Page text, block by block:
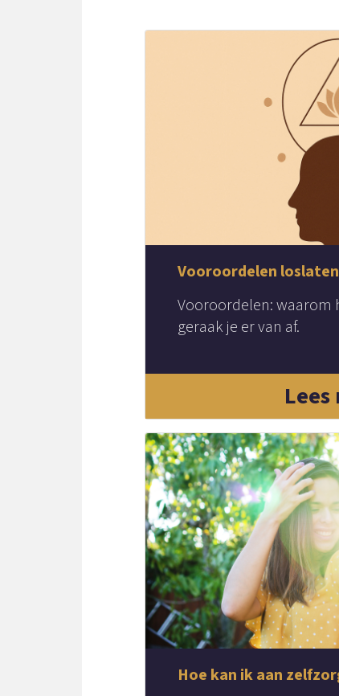
Vooroordelen loslaten
Vooroordelen: waarom
geraak je er van af.
Hoe kan ik aan